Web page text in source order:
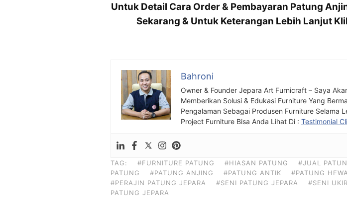
Untuk Detail Cara Order & Pembayaran Patung
Sekarang & Untuk Keterangan Lebih Lanjut
Bahroni
Owner & Founder Jepara Art Furnicraft – Saya
Memberikan Solusi & Edukasi Furniture Yang
Pengalaman Sebagai Produsen Furniture Selama
Project Furniture Bisa Anda Lihat Di : Testimonial
TAG: #FURNITURE PATUNG #HIASAN PATUNG #JUAL
PATUNG
#PATUNG ANJING #PATUNG ANTIK #PATUNG
#PERAJIN PATUNG JEPARA
#SENI PATUNG JEPARA #SENI
PATUNG JEPARA